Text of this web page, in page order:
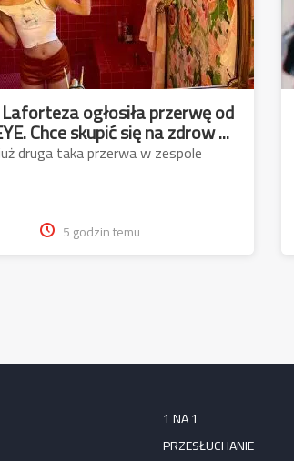
ogłosiła przerwę od
Chce skupić się na zdrow ...
druga taka przerwa w zespole
5 godzin temu
1 NA 1
PRZESŁUCHANIE